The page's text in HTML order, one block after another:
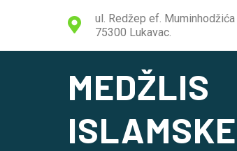
ul. Redžep ef. Muminhodžića
75300 Lukavac.
MEDŽLIS
ISLAMSKE